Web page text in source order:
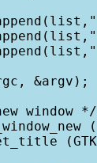
&argv);
window */